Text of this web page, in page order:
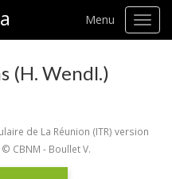
Menu
(H. Wendl.)
de La Réunion (ITR) version
CBNM - Boullet V.